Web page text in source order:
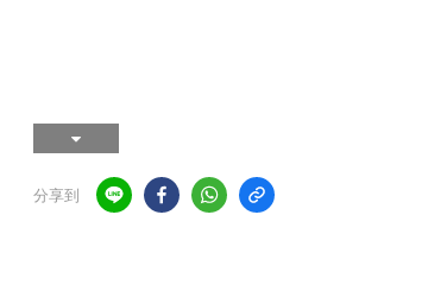
分享到